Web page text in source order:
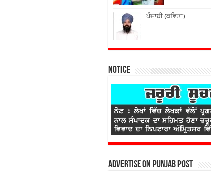
ਪੰਜਾਬੀ (ਕਵਿਤਾ)
Notice
Advertise on Punjab Post